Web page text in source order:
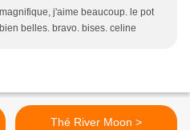
j'aime beaucoup. le pot
belles. bravo. bises. celine
Thé River Moon >